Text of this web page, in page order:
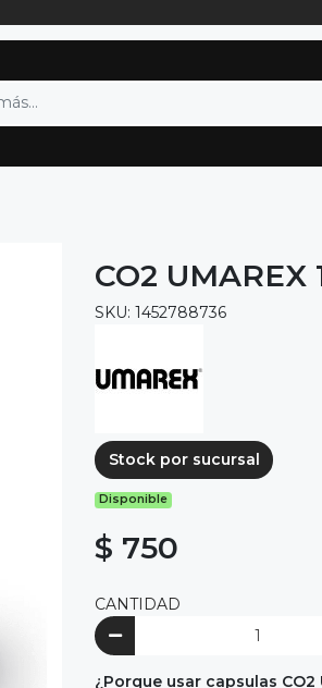
CO2 UMAREX
SKU: 1452788736
Stock por sucursal
Disponible
$ 750
CANTIDAD
¿Porque usar capsulas